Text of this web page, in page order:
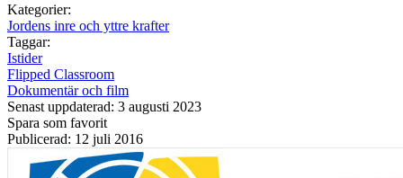
Kategorier:
Jordens inre och yttre krafter
Taggar:
Istider
Flipped Classroom
Dokumentär och film
Senast uppdaterad: 3 augusti 2023
Spara som favorit
Publicerad: 12 juli 2016